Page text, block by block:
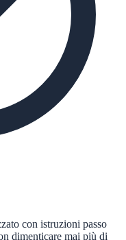
con istruzioni passo
dimenticare mai più di